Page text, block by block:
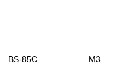
BS-85C M3